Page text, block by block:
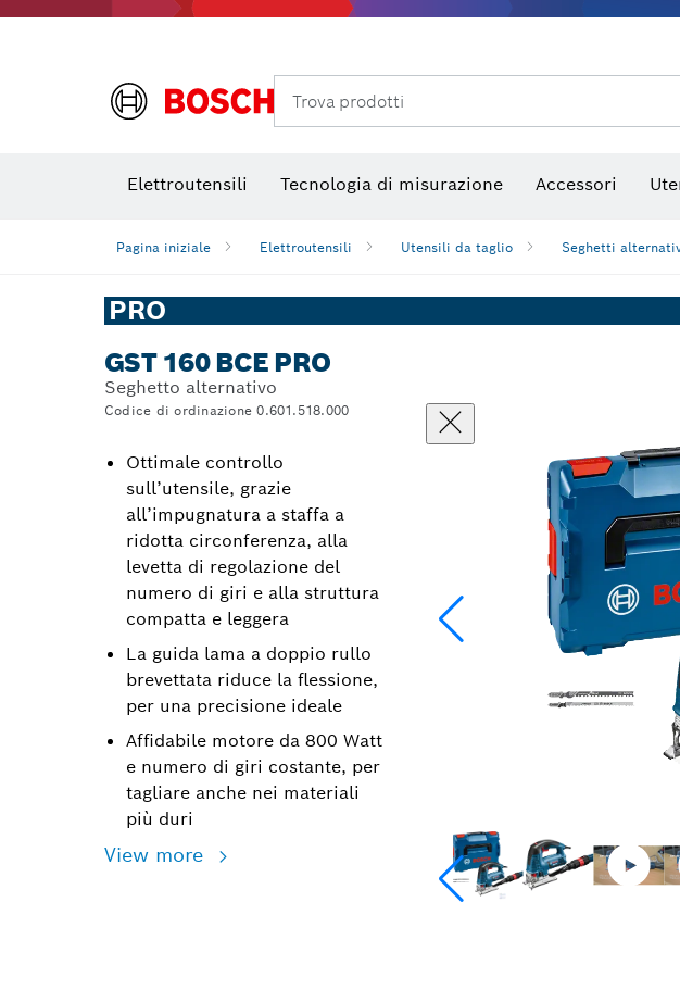
Trova prodotti
Elettroutensili Tecnologia di misurazione Accessori
Pagina iniziale Elettroutensili Utensili da taglio Seghetti
PRO
GST 160 BCE PRO
Seghetto alternativo
Codice di ordinazione 0.601.518.000
Ottimale controllo
sull’utensile, grazie
all’impugnatura a staffa a
ridotta circonferenza, alla
levetta di regolazione del
numero di giri e alla struttura
compatta e leggera
La guida lama a doppio rullo
brevettata riduce la flessione,
per una precisione ideale
Affidabile motore da 800 Watt
e numero di giri costante, per
tagliare anche nei materiali
più duri
View more